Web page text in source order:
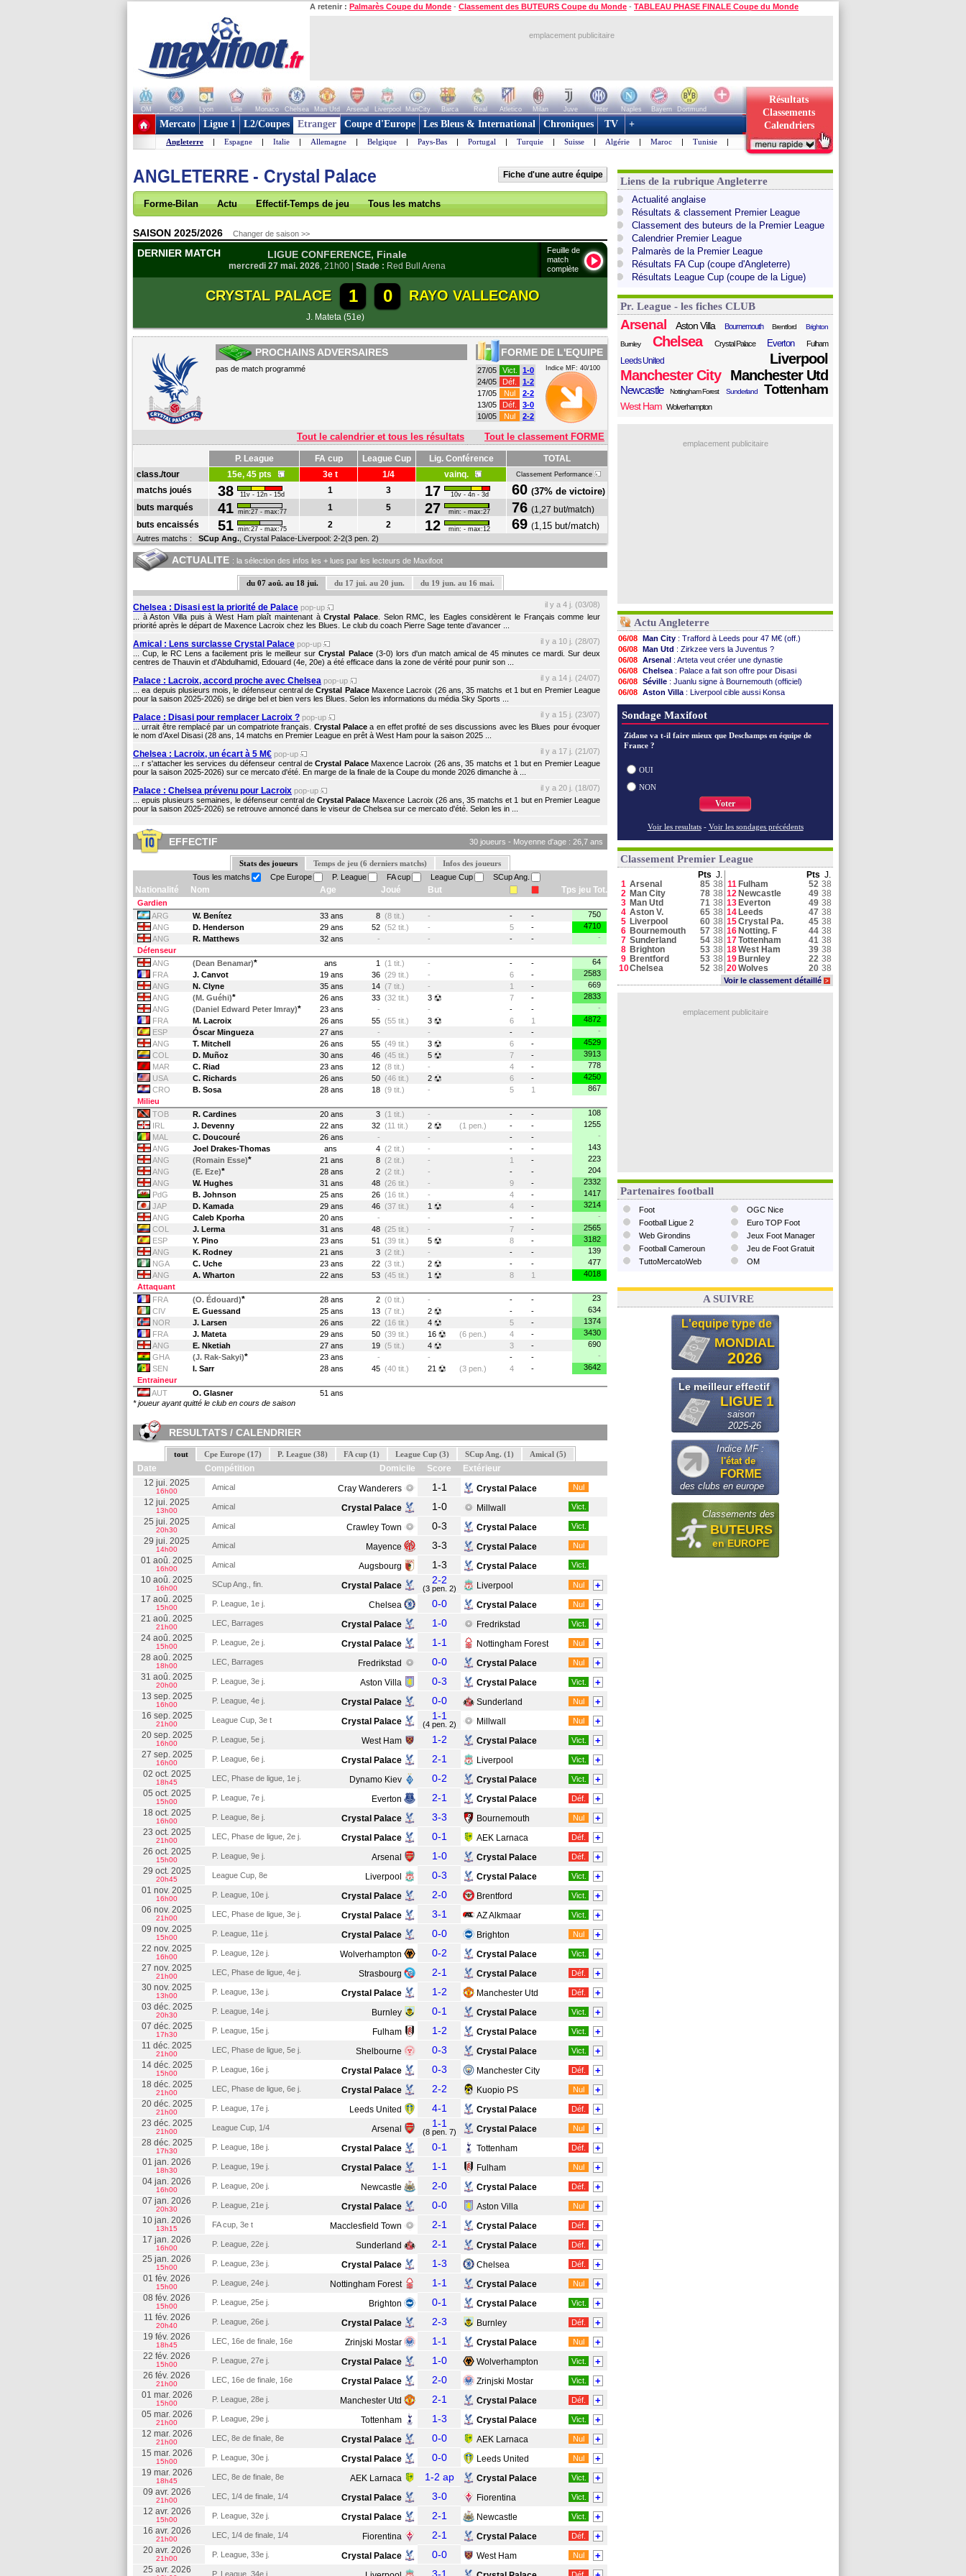
A retenir : Palmarès Coupe du Monde - Classement des BUTEURS Coupe du Monde - TABLEAU PHASE FINALE Coupe du Monde
emplacement publicitaire
OM PSG Lyon Lille Monaco Chelsea Man Utd Arsenal Liverpool ManCity Barca Real Atletico Milan Juve Inter Naples Bayern
Dortmund
+ de clubs
Résultats
Classements
Calendriers
Mercato Ligue 1 L2/Coupes Etranger Coupe d'Europe Les Bleus & International Chroniques TV +
Angleterre | Espagne | Italie | Allemagne | Belgique | Pays-Bas | Portugal | Turquie | Suisse | Algérie | Maroc | Tunisie |
ANGLETERRE - Crystal Palace Fiche d'une autre équipe
Forme-Bilan Actu Effectif-Temps de jeu Tous les matchs
SAISON 2025/2026
Changer de saison >>
Feuille de
match
complète
DERNIER MATCH LIGUE CONFERENCE, Finale
mercredi 27 mai. 2026, 21h00 | Stade : Red Bull Arena
CRYSTAL PALACE 1 0 RAYO VALLECANO
J. Mateta (51e)
PROCHAINS ADVERSAIRES
pas de match programmé
FORME DE L'EQUIPE
Indice MF: 40/100
27/05 Vict.
1-0
24/05
Déf.
1-2
17/05
Nul
2-2
13/05
Déf.
3-0
10/05
Nul 2-2
Tout le calendrier et tous les résultats Tout le classement FORME
P. League FA cup League Cup Lig. Conférence
TOTAL
class./tour
15e, 45 pts 3e t 1/4 vainq. Classement Performance
matchs joués 38 11v - 12n - 15d 1 3 17 10v - 4n - 3d 60 (37% de victoire)
buts marqués
41 min:27 - max:77 1 5 27 min: - max:27 76 (1,27 but/match)
buts encaissés
51 min:27 - max:75 2 2 12 min: - max:12 69 (1,15 but/match)
Autres matchs : SCup Ang. , Crystal Palace-Liverpool: 2-2(3 pen. 2)
ACTUALITE : la sélection des infos les + lues par les lecteurs de Maxifoot
du 07 aoû. au 18 jui. du 17 jui. au 20 jun. du 19 jun. au 16 mai.
Chelsea : Disasi est la priorité de Palace pop-up
il y a 4 j. (03/08)
... à Aston Villa puis à West Ham plaît maintenant àCrystal Palace . Selon RMC, les Eagles considèrent le Français comme leur
priorité après le départ de Maxence Lacroix chez les Blues. Le club du coach Pierre Sage tente d’avancer ...
Amical : Lens surclasse Crystal Palace pop-up
il y a 10 j. (28/07)
... Cup, le RC Lens a facilement pris le meilleur surCrystal Palace(3-0) lors d'un match amical de 45 minutes ce mardi. Sur deux
centres de Thauvin et d'Abdulhamid, Edouard (4e, 20e) a été efficace dans la zone de vérité pour punir son ...
Palace : Lacroix, accord proche avec Chelsea pop-up
il y a 14 j. (24/07)
... ea depuis plusieurs mois, le défenseur central deCrystal PalaceMaxence Lacroix (26 ans, 35 matchs et 1 but en Premier League
pour la saison 2025-2026) se dirige bel et bien vers les Blues. Selon les informations du média Sky Sports ...
Palace : Disasi pour remplacer Lacroix ? pop-up
il y a 15 j. (23/07)
... urrait être remplacé par un compatriote français. Crystal Palace a en effet profité de ses discussions avec les Blues pour évoquer
le nom d’Axel Disasi (28 ans, 14 matchs en Premier League en prêt à West Ham pour la saison 2025 ...
Chelsea : Lacroix, un écart à 5 M€ pop-up
il y a 17 j. (21/07)
... r s'attacher les services du défenseur central deCrystal PalaceMaxence Lacroix (26 ans, 35 matchs et 1 but en Premier League
pour la saison 2025-2026) sur ce mercato d'été. En marge de la finale de la Coupe du monde 2026 dimanche à ...
Palace : Chelsea prévenu pour Lacroix pop-up
il y a 20 j. (18/07)
... epuis plusieurs semaines, le défenseur central deCrystal Palace Maxence Lacroix (26 ans, 35 matchs et 1 but en Premier League
pour la saison 2025-2026) se retrouve annoncé dans le viseur de Chelsea sur ce mercato d'été. Selon les in ...
EFFECTIF 30 joueurs - Moyenne d'age : 26,7 ans
Stats des joueurs Temps de jeu (6 derniers matchs)
Infos des joueurs
Tous les matchs
Cpe Europe P. League FA cup League Cup SCup Ang.
Nationalité Nom Age Joué But Tps jeu Tot.
Gardien
ARG
W. Benítez 33 ans 8 (8 tit.) - - -
750
ANG
D. Henderson 29 ans 52 (52 tit.) - 5 -
4710
ANG
R. Matthews 32 ans - - - -
-
Défenseur
ANG
(Dean Benamar)* ans 1 (1 tit.) - - -
64
FRA
J. Canvot 19 ans 36 (29 tit.) - 6 -
2583
ANG
N. Clyne 35 ans 14 (7 tit.) - 1 -
669
ANG
(M. Guéhi)* 26 ans 33 (32 tit.) 3 7 -
2833
ANG
(Daniel Edward Peter Imray)* 23 ans - - - -
-
FRA
M. Lacroix 26 ans 55 (55 tit.) 3 6 1
4872
ESP
Óscar Mingueza 27 ans - - - -
-
ANG
T. Mitchell 26 ans 55 (49 tit.) 3 6 -
4529
COL
D. Muñoz 30 ans 46 (45 tit.) 5 7 -
3913
MAR
C. Riad 23 ans 12 (8 tit.) - 4 -
778
USA
C. Richards 26 ans 50 (46 tit.) 2 6 -
4250
CRO
B. Sosa 28 ans 18 (9 tit.) - 5 1
867
Milieu
TOB
R. Cardines 20 ans 3 (1 tit.) - - -
108
IRL
J. Devenny 22 ans 32 (11 tit.) 2 (1 pen.) - -
1255
MAL
C. Doucouré 26 ans - - - -
-
ANG
Joel Drakes-Thomas ans 4 (2 tit.) - - -
143
ANG
(Romain Esse)* 21 ans 8 (2 tit.) - 1 -
223
ANG
(E. Eze)* 28 ans 2 (2 tit.) - - -
204
ANG
W. Hughes 31 ans 48 (26 tit.) - 9 -
2332
PdG
B. Johnson 25 ans 26 (16 tit.) - 4 -
1417
JAP
D. Kamada 29 ans 46 (37 tit.) 1 4 -
3214
ANG
Caleb Kporha 20 ans - - - -
-
COL
J. Lerma 31 ans 48 (25 tit.) - 7 -
2565
ESP
Y. Pino 23 ans 51 (39 tit.) 5 8 -
3182
ANG
K. Rodney 21 ans 3 (2 tit.) - - -
139
NGA
C. Uche 23 ans 22 (3 tit.) 2 - -
477
ANG
A. Wharton 22 ans 53 (45 tit.) 1 8 1
4018
Attaquant
FRA
(O. Édouard)* 28 ans 2 (0 tit.) - - -
23
CIV
E. Guessand 25 ans 13 (7 tit.) 2 - -
634
NOR
J. Larsen 26 ans 22 (16 tit.) 4 5 -
1374
FRA
J. Mateta 29 ans 50 (39 tit.) 16 (6 pen.) 4 -
3430
ANG
E. Nketiah 27 ans 19 (5 tit.) 4 3 -
690
GHA
(J. Rak-Sakyi)* 23 ans - - - -
-
SEN
I. Sarr 28 ans 45 (40 tit.) 21 (3 pen.) 4 -
3642
Entraineur
AUT
O. Glasner
51 ans
* joueur ayant quitté le club en cours de saison
RESULTATS / CALENDRIER
tout Cpe Europe (17) P. League (38) FA cup (1) League Cup (3) SCup Ang. (1) Amical (5)
Date Compétition Domicile Score
Extérieur
12 jui. 2025
16h00 Amical Cray Wanderers 1-1 Crystal Palace Nul
12 jui. 2025
13h00 Amical Crystal Palace 1-0 Millwall Vict.
25 jui. 2025
20h30 Amical Crawley Town 0-3 Crystal Palace Vict.
29 jui. 2025
14h00 Amical Mayence 3-3 Crystal Palace Nul
01 aoû. 2025
16h00 Amical Augsbourg 1-3 Crystal Palace Vict.
10 aoû. 2025
16h00 SCup Ang., fin. Crystal Palace 2-2
(3 pen. 2) Liverpool Nul +
17 aoû. 2025
15h00 P. League, 1e j. Chelsea 0-0 Crystal Palace Nul +
21 aoû. 2025
21h00 LEC, Barrages Crystal Palace 1-0 Fredrikstad Vict. +
24 aoû. 2025
15h00 P. League, 2e j. Crystal Palace 1-1 Nottingham Forest Nul +
28 aoû. 2025
18h00 LEC, Barrages Fredrikstad 0-0 Crystal Palace Nul +
31 aoû. 2025
20h00 P. League, 3e j. Aston Villa 0-3 Crystal Palace Vict. +
13 sep. 2025
16h00 P. League, 4e j. Crystal Palace 0-0 Sunderland Nul +
16 sep. 2025
21h00 League Cup, 3e t Crystal Palace 1-1
(4 pen. 2) Millwall Nul +
20 sep. 2025
16h00 P. League, 5e j. West Ham 1-2 Crystal Palace Vict. +
27 sep. 2025
16h00 P. League, 6e j. Crystal Palace 2-1 Liverpool Vict. +
02 oct. 2025
18h45 LEC, Phase de ligue, 1e j. Dynamo Kiev 0-2 Crystal Palace Vict. +
05 oct. 2025
15h00 P. League, 7e j. Everton 2-1 Crystal Palace Déf. +
18 oct. 2025
16h00 P. League, 8e j. Crystal Palace 3-3 Bournemouth Nul +
23 oct. 2025
21h00 LEC, Phase de ligue, 2e j. Crystal Palace 0-1 AEK Larnaca Déf. +
26 oct. 2025
15h00 P. League, 9e j. Arsenal 1-0 Crystal Palace Déf. +
29 oct. 2025
20h45 League Cup, 8e Liverpool 0-3 Crystal Palace Vict. +
01 nov. 2025
16h00 P. League, 10e j. Crystal Palace 2-0 Brentford Vict. +
06 nov. 2025
21h00 LEC, Phase de ligue, 3e j. Crystal Palace 3-1 AZ Alkmaar Vict. +
09 nov. 2025
15h00 P. League, 11e j. Crystal Palace 0-0 Brighton Nul +
22 nov. 2025
16h00 P. League, 12e j. Wolverhampton 0-2 Crystal Palace Vict. +
27 nov. 2025
21h00 LEC, Phase de ligue, 4e j. Strasbourg 2-1 Crystal Palace Déf. +
30 nov. 2025
13h00 P. League, 13e j. Crystal Palace 1-2 Manchester Utd Déf. +
03 déc. 2025
20h30 P. League, 14e j. Burnley 0-1 Crystal Palace Vict. +
07 déc. 2025
17h30 P. League, 15e j. Fulham 1-2 Crystal Palace Vict. +
11 déc. 2025
21h00 LEC, Phase de ligue, 5e j. Shelbourne 0-3 Crystal Palace Vict. +
14 déc. 2025
15h00 P. League, 16e j. Crystal Palace 0-3 Manchester City Déf. +
18 déc. 2025
21h00 LEC, Phase de ligue, 6e j. Crystal Palace 2-2 Kuopio PS Nul +
20 déc. 2025
21h00 P. League, 17e j. Leeds United 4-1 Crystal Palace Déf. +
23 déc. 2025
21h00 League Cup, 1/4 Arsenal 1-1
(8 pen. 7) Crystal Palace Nul +
28 déc. 2025
17h30 P. League, 18e j. Crystal Palace 0-1 Tottenham Déf. +
01 jan. 2026
18h30 P. League, 19e j. Crystal Palace 1-1 Fulham Nul +
04 jan. 2026
16h00 P. League, 20e j. Newcastle 2-0 Crystal Palace Déf. +
07 jan. 2026
20h30 P. League, 21e j. Crystal Palace 0-0 Aston Villa Nul +
10 jan. 2026
13h15 FA cup, 3e t Macclesfield Town 2-1 Crystal Palace Déf. +
17 jan. 2026
16h00 P. League, 22e j. Sunderland 2-1 Crystal Palace Déf. +
25 jan. 2026
15h00 P. League, 23e j. Crystal Palace 1-3 Chelsea Déf. +
01 fév. 2026
15h00 P. League, 24e j. Nottingham Forest 1-1 Crystal Palace Nul +
08 fév. 2026
15h00 P. League, 25e j. Brighton 0-1 Crystal Palace Vict. +
11 fév. 2026
20h40 P. League, 26e j. Crystal Palace 2-3 Burnley Déf. +
19 fév. 2026
18h45 LEC, 16e de finale, 16e Zrinjski Mostar 1-1 Crystal Palace Nul +
22 fév. 2026
15h00 P. League, 27e j. Crystal Palace 1-0 Wolverhampton Vict. +
26 fév. 2026
21h00 LEC, 16e de finale, 16e Crystal Palace 2-0 Zrinjski Mostar Vict. +
01 mar. 2026
15h00 P. League, 28e j. Manchester Utd 2-1 Crystal Palace Déf. +
05 mar. 2026
21h00 P. League, 29e j. Tottenham 1-3 Crystal Palace Vict. +
12 mar. 2026
21h00 LEC, 8e de finale, 8e Crystal Palace 0-0 AEK Larnaca Nul +
15 mar. 2026
15h00 P. League, 30e j. Crystal Palace 0-0 Leeds United Nul +
19 mar. 2026
18h45 LEC, 8e de finale, 8e AEK Larnaca 1-2 ap Crystal Palace Vict. +
09 avr. 2026
21h00 LEC, 1/4 de finale, 1/4 Crystal Palace 3-0 Fiorentina Vict. +
12 avr. 2026
15h00 P. League, 32e j. Crystal Palace 2-1 Newcastle Vict. +
16 avr. 2026
21h00 LEC, 1/4 de finale, 1/4 Fiorentina 2-1 Crystal Palace Déf. +
20 avr. 2026
21h00 P. League, 33e j. Crystal Palace 0-0 West Ham Nul +
25 avr. 2026 P. League, 34e j.
Liens de la rubrique Angleterre
Actualité anglaise
Résultats & classement Premier League
Classement des buteurs de la Premier League
Calendrier Premier League
Palmarès de la Premier League
Résultats FA Cup (coupe d'Angleterre)
Résultats League Cup (coupe de la Ligue)
Pr. League - les fiches CLUB
Arsenal Aston Villa Bournemouth Brentford Brighton
Burnley Chelsea Crystal Palace Everton Fulham
Leeds United
Liverpool
Manchester City
Manchester Utd
Newcastle Nottingham Forest Sunderland Tottenham
West Ham Wolverhampton
emplacement publicitaire
Actu Angleterre
06/08 Man City : Trafford à Leeds pour 47 M€ (off.)
06/08 Man Utd : Zirkzee vers la Juventus ?
06/08 Arsenal : Arteta veut créer une dynastie
06/08 Chelsea : Palace a fait son offre pour Disasi
06/08 Séville : Juanlu signe à Bournemouth (officiel)
06/08 Aston Villa : Liverpool cible aussi Konsa
06/08 Arsenal: Nørgaard transféré à Everton (off.)
05/08 Amical: Arsenal s'incline face au Real Betis
05/08 Man City: Maresca flou pour Reijnders
05/08 Newcastle: Jaissle est le nouveau coach (off.)
05/08 Arsenal
05/08
Amical
05/08
Man Utd
Voir toutes les brèves
Sondage Maxifoot
Zidane va t-il faire mieux que Deschamps en équipe de
France ?
OUI
NON
Voter
Voir les resultats - Voir les sondages précédents
Classement Premier League
Pts J. Pts J.
1 Arsenal 85 38 11 Fulham 52 38
2 Man City 78 38 12 Newcastle 49 38
3 Man Utd 71 38 13 Everton 49 38
4 Aston V. 65 38 14 Leeds 47 38
5 Liverpool 60 38 15Crystal Pa. 45 38
6 Bournemouth 57 38 16 Notting. F 44 38
7 Sunderland 54 38 17Tottenham 41 38
8 Brighton 53 38 18West Ham 39 38
9 Brentford 53 38 19 Burnley 22 38
10Chelsea 52 38 20Wolves 20 38
Voir le classement détaillé >
emplacement publicitaire
Partenaires football
Foot
Football Ligue 2
Web Girondins
Football Cameroun
TuttoMercatoWeb
OGC Nice
Euro TOP Foot
Jeux Foot Manager
Jeu de Foot Gratuit
OM
A SUIVRE
L'equipe type de
MONDIAL
2026
Le meilleur effectif
LIGUE 1
saison
2025-26
Indice MF :
l'état de
FORME
des clubs en europe
Classements des
BUTEURS
en EUROPE